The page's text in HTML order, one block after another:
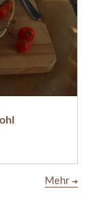
Mehr ➔